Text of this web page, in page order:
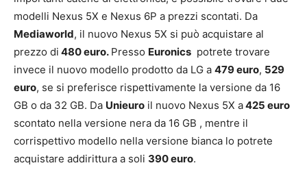
modelli Nexus 5X e Nexus 6P a prezzi scontati. Da
Mediaworld, il nuovo Nexus 5X si può acquistare al
prezzo di 480 euro. Presso Euronics potrete trovare
invece il nuovo modello prodotto da LG a 479 euro, 529
euro, se si preferisce rispettivamente la versione da 16
GB o da 32 GB. Da Unieuro il nuovo Nexus 5X a425 euro
scontato nella versione nera da 16 GB , mentre il
corrispettivo modello nella versione bianca lo potrete
acquistare addirittura a soli 390 euro.